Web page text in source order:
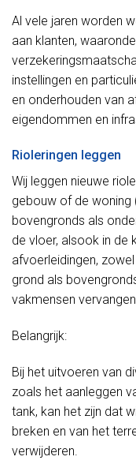
Al vele jaren worden
aan klanten,
instellingen en
en onderhouden van
eigendommen en
Rioleringen leggen
Wij leggen nieuwe
gebouw of de woning
bovengronds als
de vloer, alsook in de
afvoerleidingen,
grond als
vakmensen
Belangrijk:
Bij het uitvoeren van
zoals het aanleggen
tank, kan het zijn dat
breken en van het
verwijderen.